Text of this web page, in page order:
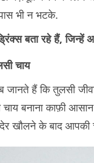
भी न भटके.
बता रहे हैं,
चाय
जानते हैं कि तुलसी
बनाना काफ़ी
खौलने के बाद आपकी